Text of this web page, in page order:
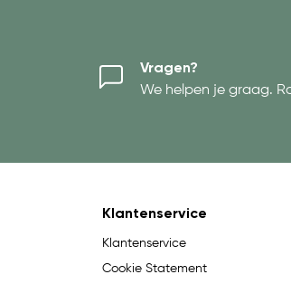
Vragen?
We helpen je graag.
Klantenservice
Klantenservice
Cookie Statement